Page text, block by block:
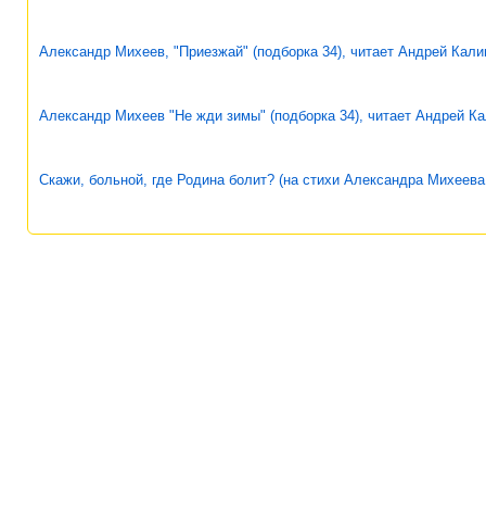
Александр Михеев, "Приезжай" (подборка 34), читает Андрей
Александр Михеев "Не жди зимы" (подборка 34), читает Андрей
Скажи, больной, где Родина болит? (на стихи Александра